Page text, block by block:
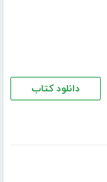
دانلود کتاب